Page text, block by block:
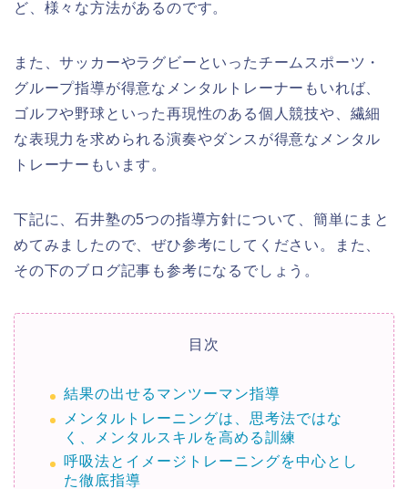
ど、様々な方法があるのです。
また、サッカーやラグビーといったチームスポーツ・
グループ指導が得意なメンタルトレーナーもいれば、
ゴルフや野球といった再現性のある個人競技や、繊細
な表現力を求められる演奏やダンスが得意なメンタル
トレーナーもいます。
下記に、石井塾の5つの指導方針について、簡単にまと
めてみましたので、ぜひ参考にしてください。また、
その下のブログ記事も参考になるでしょう。
目次
結果の出せるマンツーマン指導
メンタルトレーニングは、思考法ではな
く、メンタルスキルを高める訓練
呼吸法とイメージトレーニングを中心とし
た徹底指導